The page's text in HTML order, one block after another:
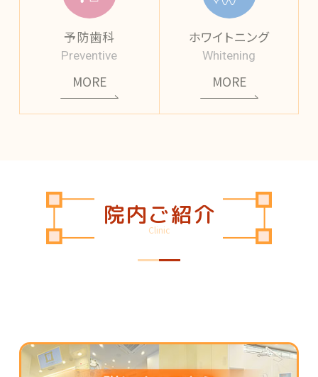
予防歯科
Preventive
MORE
ホワイトニング
Whitening
MORE
院内ご紹介
Clinic